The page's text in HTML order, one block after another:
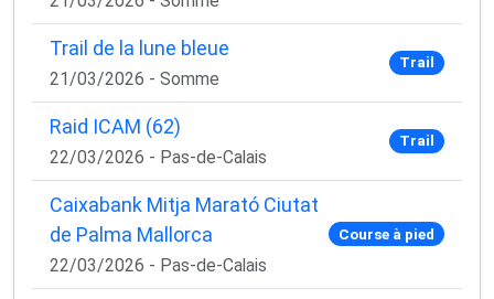
Trail de la lune bleue
21/03/2026 - Somme
Trail
Raid ICAM (62)
22/03/2026 - Pas-de-Calais
Trail
Caixabank Mitja Marató Ciutat
de Palma Mallorca
22/03/2026 - Pas-de-Calais
Course à pied